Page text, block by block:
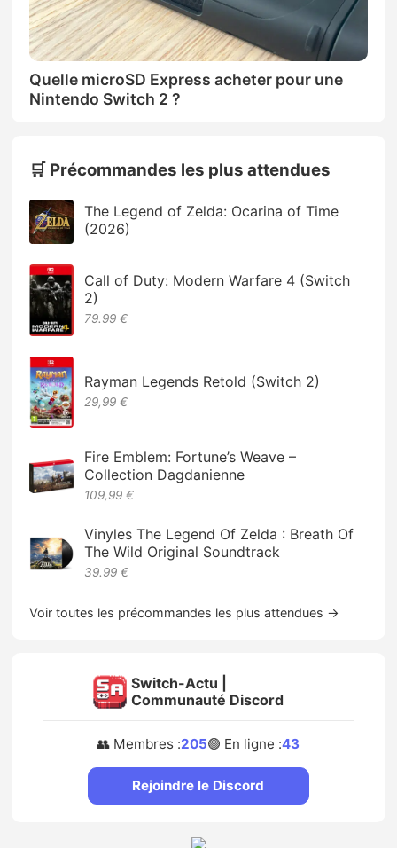
Quelle microSD Express acheter pour une
Nintendo Switch 2 ?
🛒 Précommandes les plus attendues
The Legend of Zelda: Ocarina of Time
(2026)
Call of Duty: Modern Warfare 4 (Switch
2)
79.99 €
Rayman Legends Retold (Switch 2)
29,99 €
Fire Emblem: Fortune’s Weave –
Collection Dagdanienne
109,99 €
Vinyles The Legend Of Zelda : Breath Of
The Wild Original Soundtrack
39.99 €
Voir toutes les précommandes les plus attendues →
Switch-Actu |
Communauté Discord
👥 Membres :205🟢 En ligne :43
Rejoindre le Discord